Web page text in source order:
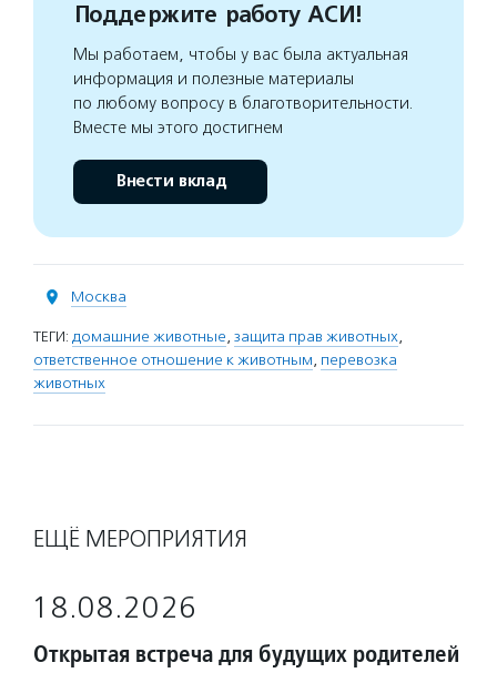
Поддержите работу АСИ!
Мы работаем, чтобы у вас была актуальная
информация и полезные материалы
по любому вопросу в благотворительности.
Вместе мы этого достигнем
Внести вклад
Москва
ТЕГИ: домашние животные, защита прав животных,
ответственное отношение к животным, перевозка
животных
ЕЩЁ МЕРОПРИЯТИЯ
18.08.2026
Открытая встреча для будущих родителей